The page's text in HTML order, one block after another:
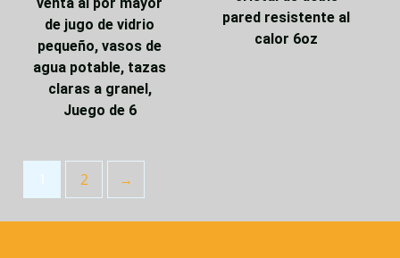
de jugo de vidrio
pequeño, vasos de
agua potable, tazas
claras a granel,
Juego de 6
pared resistente al
calor 6oz
2 →